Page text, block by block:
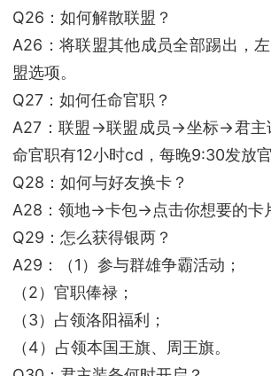
Q26：如何解散联盟？
A26：将联盟其他成员全部踢出，
盟选项。
Q27：如何任命官职？
A27：联盟→联盟成员→坐标→君主
命官职有12小时cd，每晚9:30发放官
Q28：如何与好友换卡？
A28：领地→卡包→点击你想要的卡
Q29：怎么获得银两？
A29：（1）参与群雄争霸活动；
（2）官职俸禄；
（3）占领洛阳福利；
（4）占领本国王旗、周王旗。